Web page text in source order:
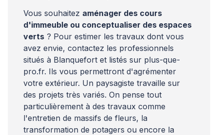
Vous souhaitez aménager des cours
d'immeuble ou conceptualiser des espaces
verts ? Pour estimer les travaux dont vous
avez envie, contactez les professionnels
situés à Blanquefort et listés sur plus-que-
pro.fr. Ils vous permettront d'agrémenter
votre extérieur. Un paysagiste travaille sur
des projets très variés. On pense tout
particulièrement à des travaux comme
l'entretien de massifs de fleurs, la
transformation de potagers ou encore la